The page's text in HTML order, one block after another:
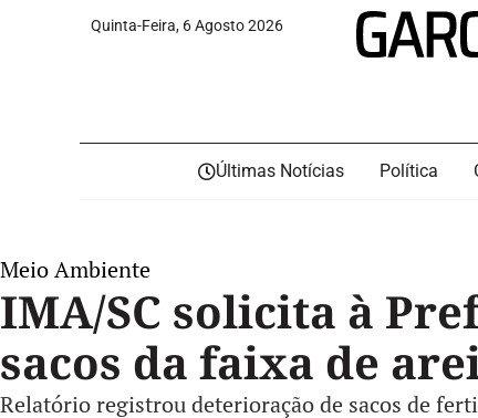
Quinta-Feira, 6 Agosto 2026
Últimas Notícias Política
Meio Ambiente
IMA/SC solicita à
sacos da faixa de
Relatório registrou deterioração de sacos de